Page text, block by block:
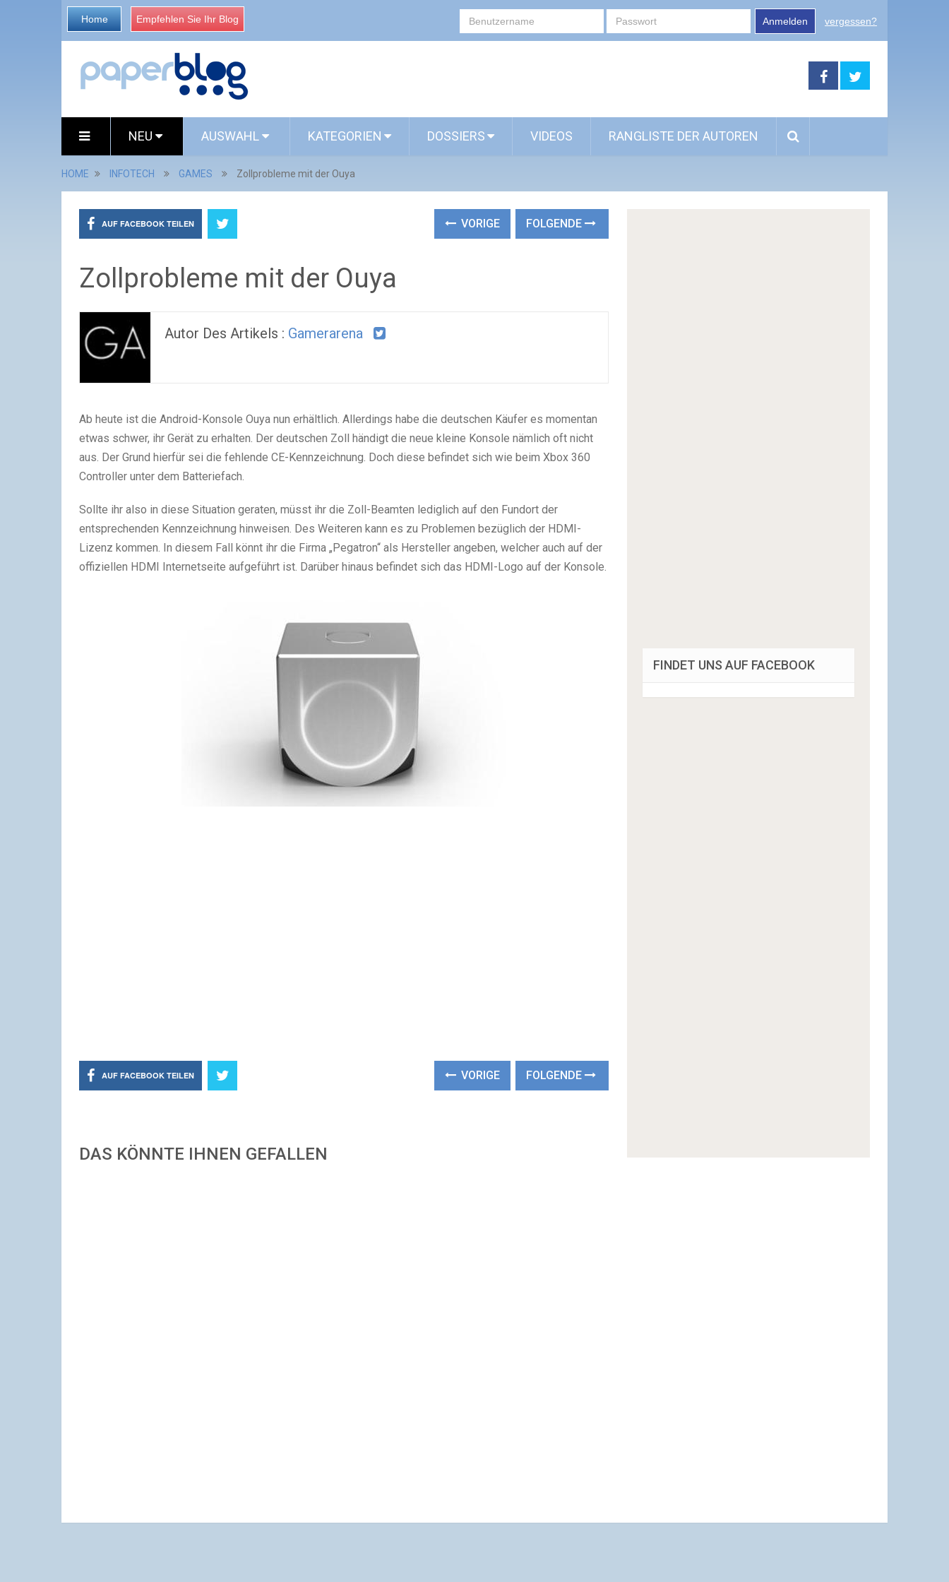
Home Empfehlen Sie Ihr Blog Anmelden vergessen?
NEU AUSWAHL KATEGORIEN DOSSIERS VIDEOS RANGLISTE DER AUTOREN
HOME INFOTECH GAMES Zollprobleme mit der Ouya
AUF FACEBOOK TEILEN VORIGE FOLGENDE
Zollprobleme mit der Ouya
Autor Des Artikels : Gamerarena
Ab heute ist die Android-Konsole Ouya nun erhältlich. Allerdings habe die deutschen Käufer es momentan
etwas schwer, ihr Gerät zu erhalten. Der deutschen Zoll händigt die neue kleine Konsole nämlich oft nicht
aus. Der Grund hierfür sei die fehlende CE-Kennzeichnung. Doch diese befindet sich wie beim Xbox 360
Controller unter dem Batteriefach.
Sollte ihr also in diese Situation geraten, müsst ihr die Zoll-Beamten lediglich auf den Fundort der
entsprechenden Kennzeichnung hinweisen. Des Weiteren kann es zu Problemen bezüglich der HDMI-
Lizenz kommen. In diesem Fall könnt ihr die Firma „Pegatron“ als Hersteller angeben, welcher auch auf der
offiziellen HDMI Internetseite aufgeführt ist. Darüber hinaus befindet sich das HDMI-Logo auf der Konsole.
AUF FACEBOOK TEILEN VORIGE FOLGENDE
DAS KÖNNTE IHNEN GEFALLEN
FINDET UNS AUF FACEBOOK